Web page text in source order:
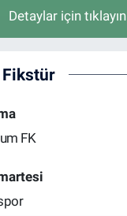
Detaylar için tıklayın
FK